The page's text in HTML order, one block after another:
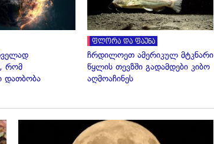
რომ
ფლორა და ფაუნა
ჩრდილოეთ ამერიკულ მტკნარი
წყლის თევზში გადამდები კიბო
აღმოაჩინეს